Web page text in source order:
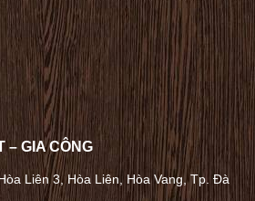
– GIA CÔNG
Liên 3, Hòa Liên, Hòa Vang, Tp. Đà